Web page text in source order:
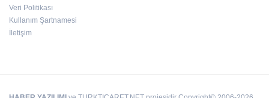
Veri Politikası
Kullanım Şartnamesi
İletişim